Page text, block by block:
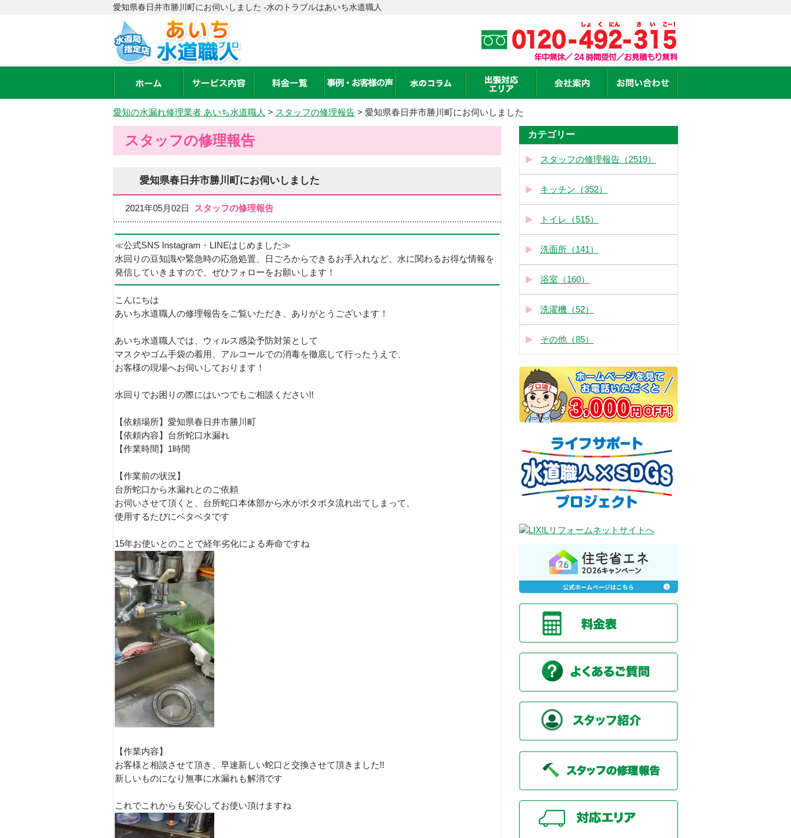
愛知県春日井市勝川町にお伺いしました -水のトラブルはあいち水道職人
愛知の水漏れ修理業者 あいち水道職人 > スタッフの修理報告 > 愛知県春日井市勝川町にお伺いしました
スタッフの修理報告
愛知県春日井市勝川町にお伺いしました
2021年05月02日 スタッフの修理報告
≪公式SNS Instagram・LINEはじめました≫
水回りの豆知識や緊急時の応急処置、日ごろからできるお手入れなど、水に関わるお得な情報を
発信していきますので、ぜひフォローをお願いします！
こんにちは
あいち水道職人の修理報告をご覧いただき、ありがとうございます！
あいち水道職人では、ウィルス感染予防対策として
マスクやゴム手袋の着用、アルコールでの消毒を徹底して行ったうえで、
お客様の現場へお伺いしております！
水回りでお困りの際にはいつでもご相談ください!!
【依頼場所】愛知県春日井市勝川町
【依頼内容】台所蛇口水漏れ
【作業時間】1時間
【作業前の状況】
台所蛇口から水漏れとのご依頼
お伺いさせて頂くと、台所蛇口本体部から水がポタポタ流れ出てしまって、
使用するたびにベタベタです
15年お使いとのことで経年劣化による寿命ですね
【作業内容】
お客様と相談させて頂き、早速新しい蛇口と交換させて頂きました!!
新しいものになり無事に水漏れも解消です
これでこれからも安心してお使い頂けますね
カテゴリー
スタッフの修理報告（2519）
キッチン（352）
トイレ（515）
洗面所（141）
浴室（160）
洗濯機（52）
その他（85）